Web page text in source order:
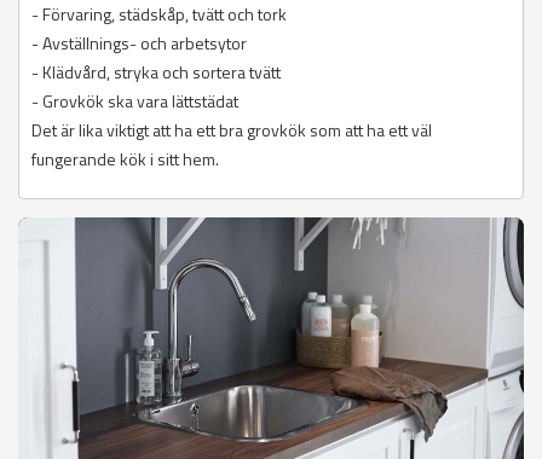
- Förvaring, städskåp, tvätt och tork
- Avställnings- och arbetsytor
- Klädvård, stryka och sortera tvätt
- Grovkök ska vara lättstädat
Det är lika viktigt att ha ett bra grovkök som att ha ett väl
fungerande kök i sitt hem.